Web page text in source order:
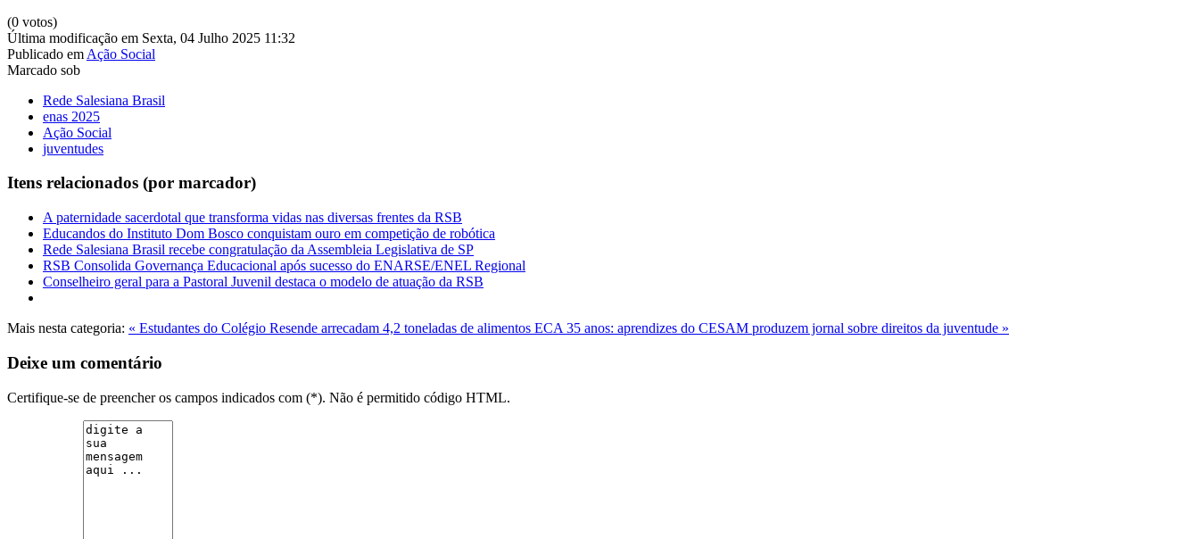
(0 votos)
Última modificação em Sexta, 04 Julho 2025 11:32
Publicado em Ação Social
Marcado sob
Rede Salesiana Brasil
enas 2025
Ação Social
juventudes
Itens relacionados (por marcador)
A paternidade sacerdotal que transforma vidas nas diversas frentes da RSB
Educandos do Instituto Dom Bosco conquistam ouro em competição de robótica
Rede Salesiana Brasil recebe congratulação da Assembleia Legislativa de SP
RSB Consolida Governança Educacional após sucesso do ENARSE/ENEL Regional
Conselheiro geral para a Pastoral Juvenil destaca o modelo de atuação da RSB
Mais nesta categoria: « Estudantes do Colégio Resende arrecadam 4,2 toneladas de alimentos ECA 35 anos: aprendizes do CESAM produzem jornal sobre direitos da juventude »
Deixe um comentário
Certifique-se de preencher os campos indicados com (*). Não é permitido código HTML.